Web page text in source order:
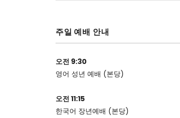
주일 예배 안내
오전 9:30
영어 성년 예배 (본당)
오전 11:15
한국어 장년예배 (본당)